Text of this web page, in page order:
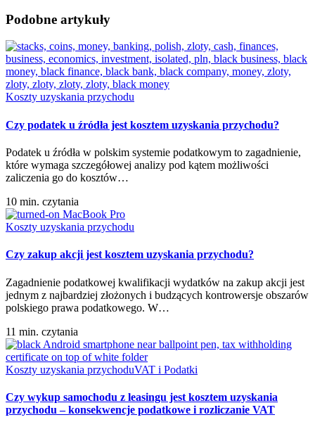
Podobne artykuły
Koszty uzyskania przychodu
Czy podatek u źródła jest kosztem uzyskania przychodu?
Podatek u źródła w polskim systemie podatkowym to zagadnienie,
które wymaga szczegółowej analizy pod kątem możliwości
zaliczenia go do kosztów…
10 min. czytania
Koszty uzyskania przychodu
Czy zakup akcji jest kosztem uzyskania przychodu?
Zagadnienie podatkowej kwalifikacji wydatków na zakup akcji jest
jednym z najbardziej złożonych i budzących kontrowersje obszarów
polskiego prawa podatkowego. W…
11 min. czytania
Koszty uzyskania przychoduVAT i Podatki
Czy wykup samochodu z leasingu jest kosztem uzyskania
przychodu – konsekwencje podatkowe i rozliczanie VAT